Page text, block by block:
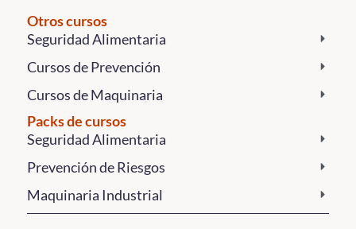
Otros cursos
Seguridad Alimentaria
Cursos de Prevención
Cursos de Maquinaria
Packs de cursos
Seguridad Alimentaria
Prevención de Riesgos
Maquinaria Industrial